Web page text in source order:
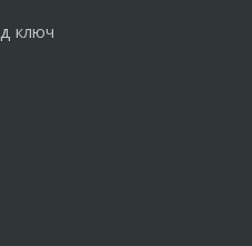
ключ